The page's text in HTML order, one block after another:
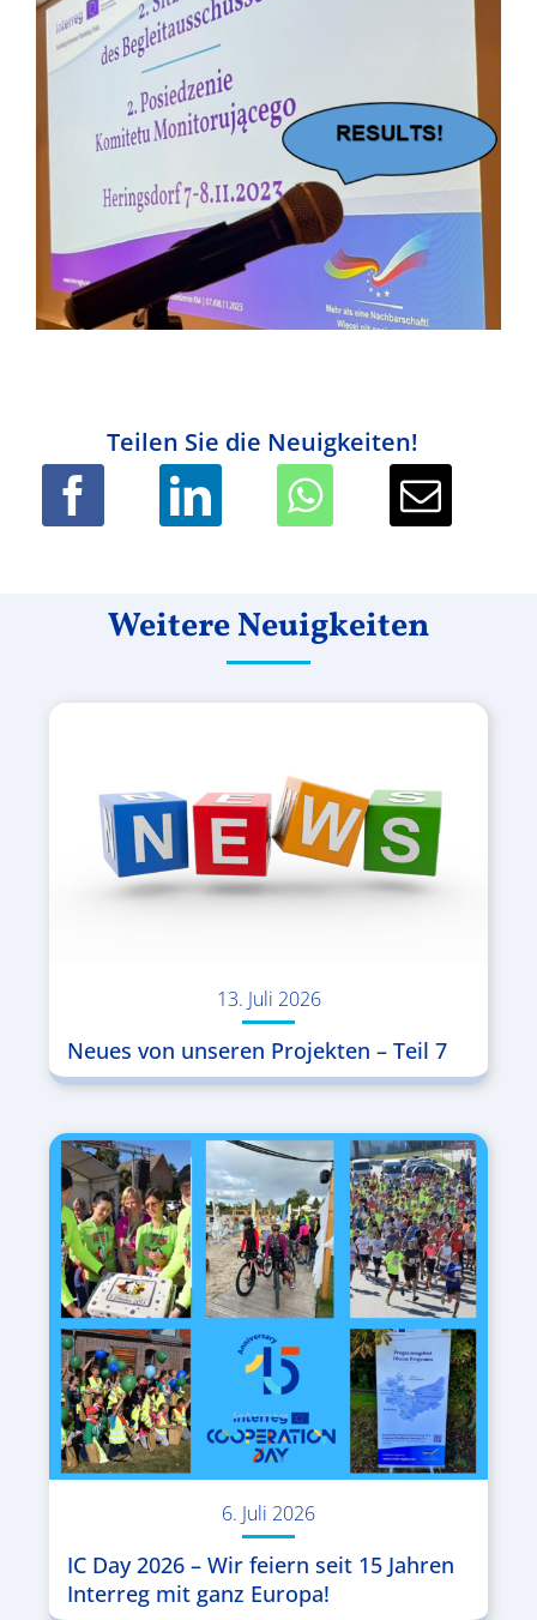
Teilen Sie die Neuigkeiten!
Weitere Neuigkeiten
13. Juli 2026
Neues von unseren Projekten – Teil 7
6. Juli 2026
IC Day 2026 – Wir feiern seit 15 Jahren
Interreg mit ganz Europa!